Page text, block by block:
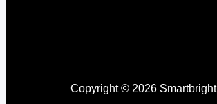
Copyright © 2026 Smartbright